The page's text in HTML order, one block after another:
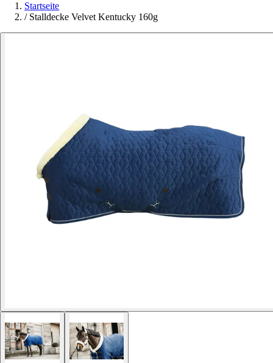
Startseite
/ Stalldecke Velvet Kentucky 160g